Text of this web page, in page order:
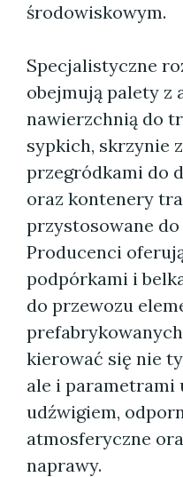
środowiskowym.
Specjalistyczne
obejmują palety z
nawierzchnią do
sypkich, skrzynie
przegródkami do
oraz kontenery
przystosowane
Producenci
podpórkami i
do przewozu
kierować się nie
ale i parametrami
udźwigiem,
atmosferyczne
naprawy.